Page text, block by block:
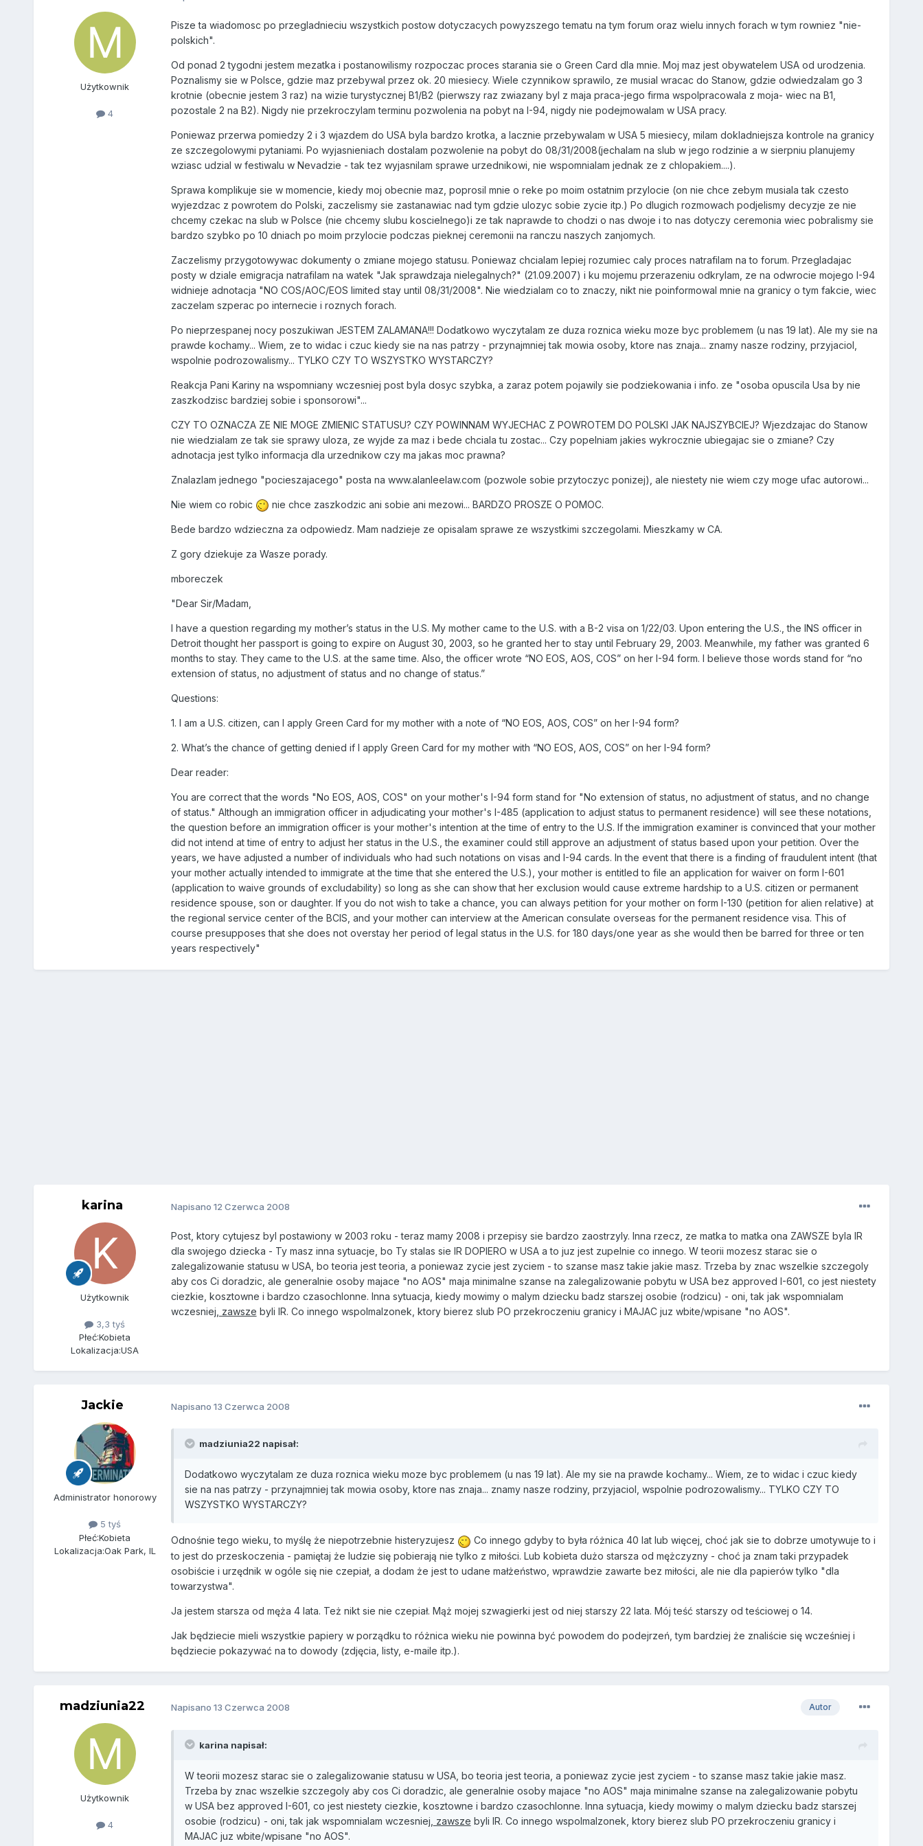
Użytkownik
4
Pisze ta wiadomosc po przegladnieciu wszystkich postow dotyczacych powyzszego tematu na tym forum oraz wielu innych forach w tym rowniez "nie-
polskich".
Od ponad 2 tygodni jestem mezatka i postanowilismy rozpoczac proces starania sie o Green Card dla mnie. Moj maz jest obywatelem USA od urodzenia.
Poznalismy sie w Polsce, gdzie maz przebywal przez ok. 20 miesiecy. Wiele czynnikow sprawilo, ze musial wracac do Stanow, gdzie odwiedzalam go 3
krotnie (obecnie jestem 3 raz) na wizie turystycznej B1/B2 (pierwszy raz zwiazany byl z maja praca-jego firma wspolpracowala z moja- wiec na B1,
pozostale 2 na B2). Nigdy nie przekroczylam terminu pozwolenia na pobyt na I-94, nigdy nie podejmowalam w USA pracy.
Poniewaz przerwa pomiedzy 2 i 3 wjazdem do USA byla bardzo krotka, a lacznie przebywalam w USA 5 miesiecy, milam dokladniejsza kontrole na granicy
ze szczegolowymi pytaniami. Po wyjasnieniach dostalam pozwolenie na pobyt do 08/31/2008(jechalam na slub w jego rodzinie a w sierpniu planujemy
wziasc udzial w festiwalu w Nevadzie - tak tez wyjasnilam sprawe urzednikowi, nie wspomnialam jednak ze z chlopakiem....).
Sprawa komplikuje sie w momencie, kiedy moj obecnie maz, poprosil mnie o reke po moim ostatnim przylocie (on nie chce zebym musiala tak czesto
wyjezdzac z powrotem do Polski, zaczelismy sie zastanawiac nad tym gdzie ulozyc sobie zycie itp.) Po dlugich rozmowach podjelismy decyzje ze nie
chcemy czekac na slub w Polsce (nie chcemy slubu koscielnego)i ze tak naprawde to chodzi o nas dwoje i to nas dotyczy ceremonia wiec pobralismy sie
bardzo szybko po 10 dniach po moim przylocie podczas pieknej ceremonii na ranczu naszych zanjomych.
Zaczelismy przygotowywac dokumenty o zmiane mojego statusu. Poniewaz chcialam lepiej rozumiec caly proces natrafilam na to forum. Przegladajac
posty w dziale emigracja natrafilam na watek "Jak sprawdzaja nielegalnych?" (21.09.2007) i ku mojemu przerazeniu odkrylam, ze na odwrocie mojego I-94
widnieje adnotacja "NO COS/AOC/EOS limited stay until 08/31/2008". Nie wiedzialam co to znaczy, nikt nie poinformowal mnie na granicy o tym fakcie, wiec
zaczelam szperac po internecie i roznych forach.
Po nieprzespanej nocy poszukiwan JESTEM ZALAMANA!!! Dodatkowo wyczytalam ze duza roznica wieku moze byc problemem (u nas 19 lat). Ale my sie na
prawde kochamy... Wiem, ze to widac i czuc kiedy sie na nas patrzy - przynajmniej tak mowia osoby, ktore nas znaja... znamy nasze rodziny, przyjaciol,
wspolnie podrozowalismy... TYLKO CZY TO WSZYSTKO WYSTARCZY?
Reakcja Pani Kariny na wspomniany wczesniej post byla dosyc szybka, a zaraz potem pojawily sie podziekowania i info. ze "osoba opuscila Usa by nie
zaszkodzisc bardziej sobie i sponsorowi"...
CZY TO OZNACZA ZE NIE MOGE ZMIENIC STATUSU? CZY POWINNAM WYJECHAC Z POWROTEM DO POLSKI JAK NAJSZYBCIEJ? Wjezdzajac do Stanow
nie wiedzialam ze tak sie sprawy uloza, ze wyjde za maz i bede chciala tu zostac... Czy popelniam jakies wykrocznie ubiegajac sie o zmiane? Czy
adnotacja jest tylko informacja dla urzednikow czy ma jakas moc prawna?
Znalazlam jednego "pocieszajacego" posta na www.alanleelaw.com (pozwole sobie przytoczyc ponizej), ale niestety nie wiem czy moge ufac autorowi...
Nie wiem co robic nie chce zaszkodzic ani sobie ani mezowi... BARDZO PROSZE O POMOC.
Bede bardzo wdzieczna za odpowiedz. Mam nadzieje ze opisalam sprawe ze wszystkimi szczegolami. Mieszkamy w CA.
Z gory dziekuje za Wasze porady.
mboreczek
"Dear Sir/Madam,
I have a question regarding my mother’s status in the U.S. My mother came to the U.S. with a B-2 visa on 1/22/03. Upon entering the U.S., the INS officer in
Detroit thought her passport is going to expire on August 30, 2003, so he granted her to stay until February 29, 2003. Meanwhile, my father was granted 6
months to stay. They came to the U.S. at the same time. Also, the officer wrote “NO EOS, AOS, COS” on her I-94 form. I believe those words stand for “no
extension of status, no adjustment of status and no change of status.”
Questions:
1. I am a U.S. citizen, can I apply Green Card for my mother with a note of “NO EOS, AOS, COS” on her I-94 form?
2. What’s the chance of getting denied if I apply Green Card for my mother with “NO EOS, AOS, COS” on her I-94 form?
Dear reader:
You are correct that the words "No EOS, AOS, COS" on your mother's I-94 form stand for "No extension of status, no adjustment of status, and no change
of status." Although an immigration officer in adjudicating your mother's I-485 (application to adjust status to permanent residence) will see these notations,
the question before an immigration officer is your mother's intention at the time of entry to the U.S. If the immigration examiner is convinced that your mother
did not intend at time of entry to adjust her status in the U.S., the examiner could still approve an adjustment of status based upon your petition. Over the
years, we have adjusted a number of individuals who had such notations on visas and I-94 cards. In the event that there is a finding of fraudulent intent (that
your mother actually intended to immigrate at the time that she entered the U.S.), your mother is entitled to file an application for waiver on form I-601
(application to waive grounds of excludability) so long as she can show that her exclusion would cause extreme hardship to a U.S. citizen or permanent
residence spouse, son or daughter. If you do not wish to take a chance, you can always petition for your mother on form I-130 (petition for alien relative) at
the regional service center of the BCIS, and your mother can interview at the American consulate overseas for the permanent residence visa. This of
course presupposes that she does not overstay her period of legal status in the U.S. for 180 days/one year as she would then be barred for three or ten
years respectively"
karina
Użytkownik
3,3 tyś
Płeć:Kobieta
Lokalizacja:USA
Napisano 12 Czerwca 2008
Post, ktory cytujesz byl postawiony w 2003 roku - teraz mamy 2008 i przepisy sie bardzo zaostrzyly. Inna rzecz, ze matka to matka ona ZAWSZE byla IR
dla swojego dziecka - Ty masz inna sytuacje, bo Ty stalas sie IR DOPIERO w USA a to juz jest zupelnie co innego. W teorii mozesz starac sie o
zalegalizowanie statusu w USA, bo teoria jest teoria, a poniewaz zycie jest zyciem - to szanse masz takie jakie masz. Trzeba by znac wszelkie szczegoly
aby cos Ci doradzic, ale generalnie osoby majace "no AOS" maja minimalne szanse na zalegalizowanie pobytu w USA bez approved I-601, co jest niestety
ciezkie, kosztowne i bardzo czasochlonne. Inna sytuacja, kiedy mowimy o malym dziecku badz starszej osobie (rodzicu) - oni, tak jak wspomnialam
wczesniej, zawsze byli IR. Co innego wspolmalzonek, ktory bierez slub PO przekroczeniu granicy i MAJAC juz wbite/wpisane "no AOS".
Jackie
Administrator honorowy
5 tyś
Płeć:Kobieta
Lokalizacja:Oak Park, IL
Napisano 13 Czerwca 2008
madziunia22 napisał:
Dodatkowo wyczytalam ze duza roznica wieku moze byc problemem (u nas 19 lat). Ale my sie na prawde kochamy... Wiem, ze to widac i czuc kiedy
sie na nas patrzy - przynajmniej tak mowia osoby, ktore nas znaja... znamy nasze rodziny, przyjaciol, wspolnie podrozowalismy... TYLKO CZY TO
WSZYSTKO WYSTARCZY?
Odnośnie tego wieku, to myślę że niepotrzebnie histeryzujesz
Co innego gdyby to była różnica 40 lat lub więcej, choć jak sie to dobrze umotywuje to i
to jest do przeskoczenia - pamiętaj że ludzie się pobierają nie tylko z miłości. Lub kobieta dużo starsza od mężczyzny - choć ja znam taki przypadek
osobiście i urzędnik w ogóle się nie czepiał, a dodam że jest to udane małżeństwo, wprawdzie zawarte bez miłości, ale nie dla papierów tylko "dla
towarzystwa".
Ja jestem starsza od męża 4 lata. Też nikt sie nie czepiał. Mąż mojej szwagierki jest od niej starszy 22 lata. Mój teść starszy od teściowej o 14.
Jak będziecie mieli wszystkie papiery w porządku to różnica wieku nie powinna być powodem do podejrzeń, tym bardziej że znaliście się wcześniej i
będziecie pokazywać na to dowody (zdjęcia, listy, e-maile itp.).
madziunia22
Użytkownik
4
Autor
Napisano 13 Czerwca 2008
karina napisał:
W teorii mozesz starac sie o zalegalizowanie statusu w USA, bo teoria jest teoria, a poniewaz zycie jest zyciem - to szanse masz takie jakie masz.
Trzeba by znac wszelkie szczegoly aby cos Ci doradzic, ale generalnie osoby majace "no AOS" maja minimalne szanse na zalegalizowanie pobytu
w USA bez approved I-601, co jest niestety ciezkie, kosztowne i bardzo czasochlonne. Inna sytuacja, kiedy mowimy o malym dziecku badz starszej
osobie (rodzicu) - oni, tak jak wspomnialam wczesniej, zawsze byli IR. Co innego wspolmalzonek, ktory bierez slub PO przekroczeniu granicy i
MAJAC juz wbite/wpisane "no AOS".